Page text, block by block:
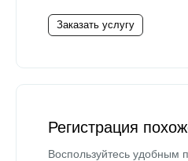
Заказать услугу
Регистрация
Воспользуйтесь